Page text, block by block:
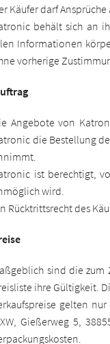
Käufer darf
behält sich an
Informationen
vorherige
Angebote von
die Bestellung
ist berechtigt,
wird.
Rücktrittsrecht des
sind die
ihre Gültigkeit.
gelten
Gießerweg 5,